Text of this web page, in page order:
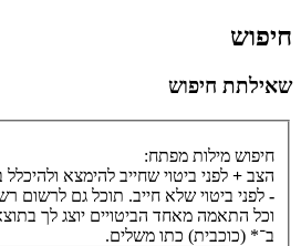
חיפוש
שאילתת חיפוש
חיפוש מילות מפתח:
הצב + לפני ביטוי שחייב להימצא
- לפני ביטוי שלא חייב. תוכל גם לרשום
וכל התאמה מאחד הביטויים יוצג לך
ב־* (כוכבית) כתו משלים.